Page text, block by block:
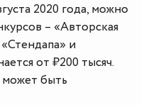
2020 года, можно
– «Авторская
и
от ₽200 тысяч.
может быть